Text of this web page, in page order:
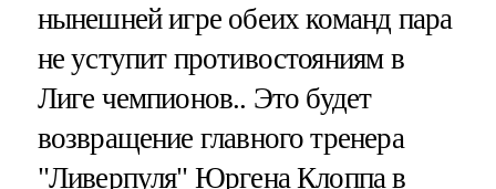
нынешней игре обеих команд пара
не уступит противостояниям в
Лиге чемпионов.. Это будет
возвращение главного тренера
"Ливерпуля" Юргена Клоппа в